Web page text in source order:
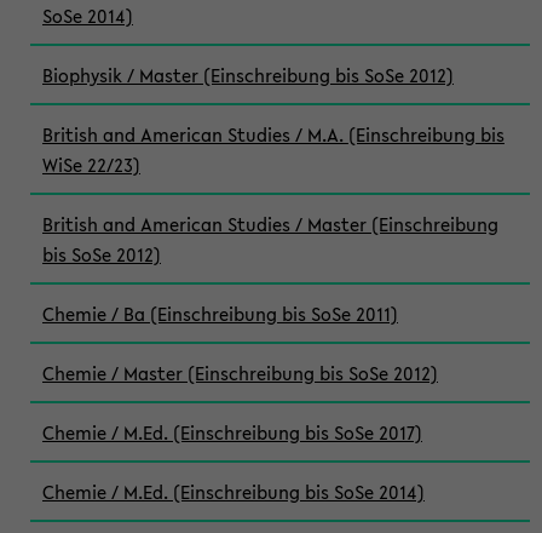
SoSe 2014)
Biophysik / Master (Einschreibung bis SoSe 2012)
British and American Studies / M.A. (Einschreibung bis
WiSe 22/23)
British and American Studies / Master (Einschreibung
bis SoSe 2012)
Chemie / Ba (Einschreibung bis SoSe 2011)
Chemie / Master (Einschreibung bis SoSe 2012)
Chemie / M.Ed. (Einschreibung bis SoSe 2017)
Chemie / M.Ed. (Einschreibung bis SoSe 2014)